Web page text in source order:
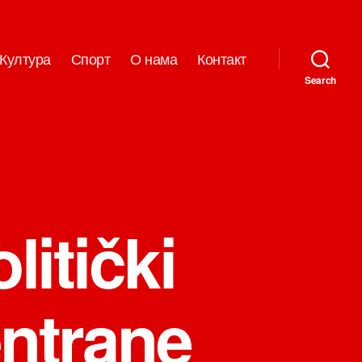
Култура Спорт О нама Контакт
Search